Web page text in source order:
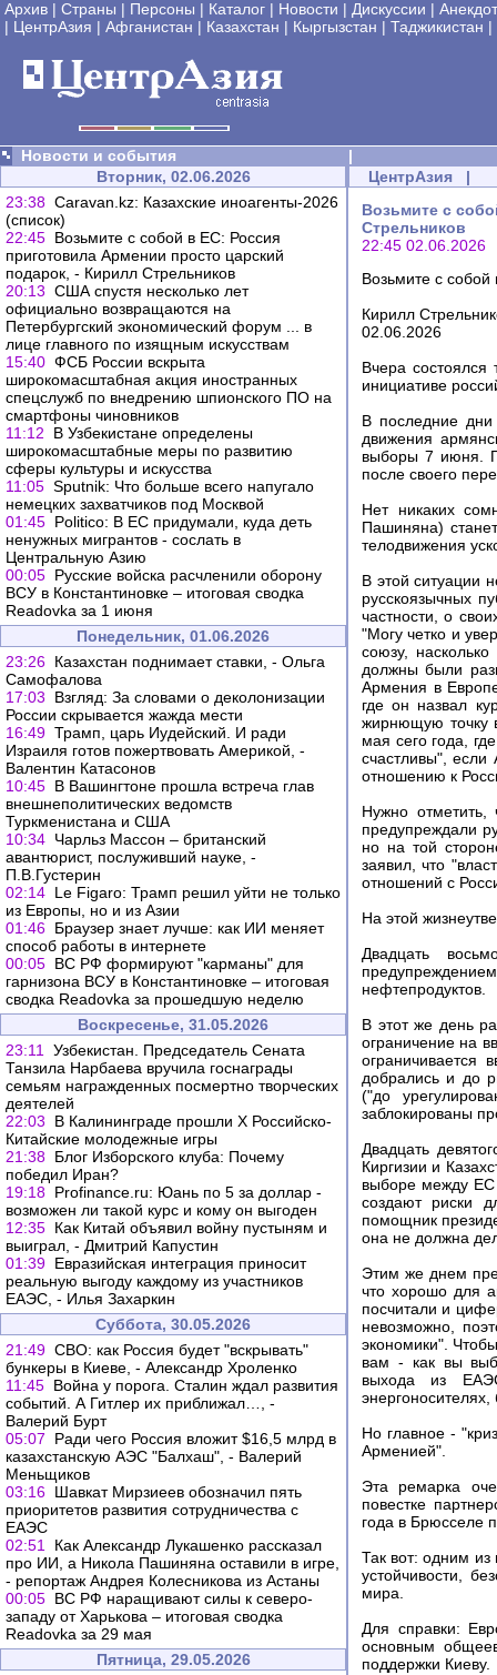
Архив | Страны | Персоны | Каталог | Новости | Дискуссии |
| ЦентрАзия | Афганистан | Казахстан | Кыргызстан | Таджикистан |
Новости и события
|
Вторник, 02.06.2026
23:38 Caravan.kz: Казахские иноагенты-2026
(список)
22:45 Возьмите с собой в ЕС: Россия
приготовила Армении просто царский
подарок, - Кирилл Стрельников
20:13 США спустя несколько лет
официально возвращаются на
Петербургский экономический форум ... в
лице главного по изящным искусствам
15:40 ФСБ России вскрыта
широкомасштабная акция иностранных
спецслужб по внедрению шпионского ПО на
смартфоны чиновников
11:12
В Узбекистане определены
широкомасштабные меры по развитию
сферы культуры и искусства
11:05 Sputnik: Что больше всего напугало
немецких захватчиков под Москвой
01:45 Politico: В ЕС придумали, куда деть
ненужных мигрантов - сослать в
Центральную Азию
00:05 Русские войска расчленили оборону
ВСУ в Константиновке – итоговая сводка
Readovka за 1 июня
Понедельник, 01.06.2026
23:26 Казахстан поднимает ставки, - Ольга
Самофалова
17:03
Взгляд: За словами о деколонизации
России скрывается жажда мести
16:49 Трамп, царь Иудейский. И ради
Израиля готов пожертвовать Америкой, -
Валентин Катасонов
10:45 В Вашингтоне прошла встреча глав
внешнеполитических ведомств
Туркменистана и США
10:34 Чарльз Массон – британский
авантюрист, послуживший науке, -
П.В.Густерин
02:14 Le Figaro: Трамп решил уйти не только
из Европы, но и из Азии
01:46 Браузер знает лучше: как ИИ меняет
способ работы в интернете
00:05 ВС РФ формируют "карманы" для
гарнизона ВСУ в Константиновке – итоговая
сводка Readovka за прошедшую неделю
Воскресенье, 31.05.2026
23:11
Узбекистан. Председатель Сената
Танзила Нарбаева вручила госнаграды
семьям награжденных посмертно творческих
деятелей
22:03
В Калининграде прошли X Российско-
Китайские молодежные игры
21:38 Блог Изборского клуба: Почему
победил Иран?
19:18 Profinance.ru: Юань по 5 за доллар -
возможен ли такой курс и кому он выгоден
12:35 Как Китай объявил войну пустыням и
выиграл, - Дмитрий Капустин
01:39 Евразийская интеграция приносит
реальную выгоду каждому из участников
ЕАЭС, - Илья Захаркин
Суббота, 30.05.2026
21:49 СВО: как Россия будет "вскрывать"
бункеры в Киеве, - Александр Хроленко
11:45 Война у порога. Сталин ждал развития
событий. А Гитлер их приближал…, -
Валерий Бурт
05:07
Ради чего Россия вложит $16,5 млрд в
казахстанскую АЭС "Балхаш", - Валерий
Меньщиков
03:16 Шавкат Мирзиеев обозначил пять
приоритетов развития сотрудничества с
ЕАЭС
02:51
Как Александр Лукашенко рассказал
про ИИ, а Никола Пашиняна оставили в игре,
- репортаж Андрея Колесникова из Астаны
00:05 ВС РФ наращивают силы к северо-
западу от Харькова – итоговая сводка
Readovka за 29 мая
Пятница, 29.05.2026
ЦентрАзия |
Возьмите с
Стрельников
22:45 02.06.2026
Возьмите с
Кирилл
02.06.2026
Вчера
инициативе
В последние дни
движения
выборы 7 июня.
после своего
Нет никаких
Пашиняна)
телодвижения
В этой ситуации
русскоязычных
частности, о
"Могу четко и
союзу,
должны были
Армения в
где он назвал
жирнющую точку
мая сего года,
счастливы",
отношению к
Нужно отметить,
предупреждали
но на той
заявил, что
отношений с
На этой
Двадцать
нефтепродуктов.
В этот же день
ограничение на
ограничивается
добрались и до
("до
заблокированы
Двадцать
Киргизии и
выборе между ЕС
создают риски
помощник
она не должна
Этим же днем
что хорошо для
посчитали и
невозможно,
экономики".
вам - как вы
выхода из
энергоносителях,
Но главное -
Арменией".
Эта ремарка
повестке
года в Брюсселе
Так вот: одним из
устойчивости,
мира.
Для справки:
основным
поддержки Киеву.